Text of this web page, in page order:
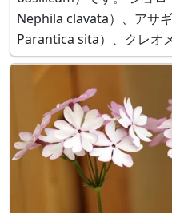
Nephila clavata）、アサ
Parantica sita）、クレオ
hassleriana） クレオメは日本では「蝶」、アメリカで